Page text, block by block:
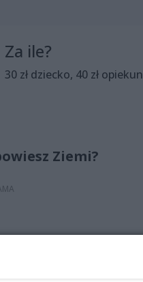
Za ile?
30 zł dziecko, 40 zł opiekun
Ziemi?